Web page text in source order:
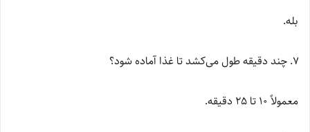
بله.
چند دقیقه طول می‌کشد تا غذا آماده شود؟
معمولاً ۱۰ تا ۲۵ دقیقه.